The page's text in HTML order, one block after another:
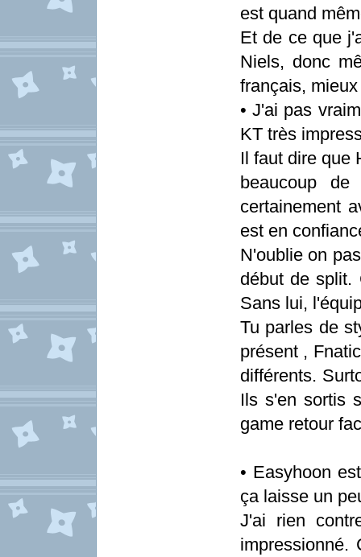
est quand
Et de ce que
Niels, donc
français,
• J'ai pas
KT très
Il faut dire que
beaucoup
certainement
est en
N'oublie on
début de split.
Sans lui,
Tu parles de
présent ,
différents.
Ils s'en sortis
game retour
• Easyhoon
ça laisse un
J'ai rien